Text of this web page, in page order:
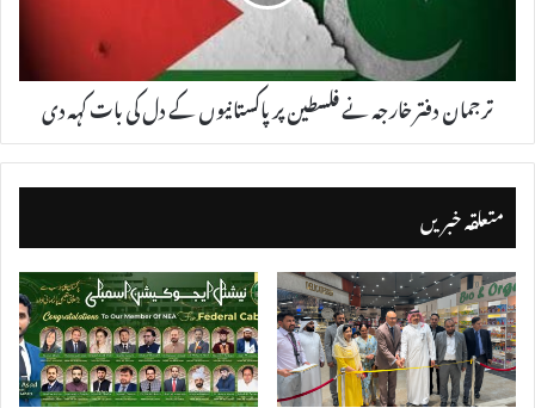
ترجمان دفتر خارجہ نے فلسطین پر پاکستانیوں کے دل کی بات کہہ دی
متعلقہ خبریں